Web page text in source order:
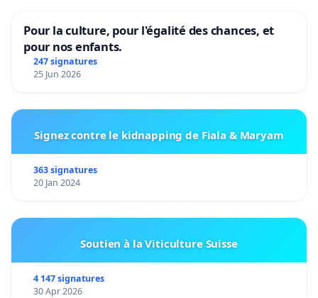
Pour la culture, pour l'égalité des chances, et
pour nos enfants.
247 signatures
25 Jun 2026
Signez contre le kidnapping de Fiala & Maryam
363 signatures
20 Jan 2024
Soutien à la Viticulture Suisse
4 147 signatures
30 Apr 2026